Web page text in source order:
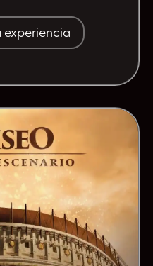
experiencia